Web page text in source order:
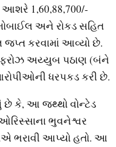
1,60,88,700/-
અને રોકડ સહિત
જપ્ત કરવામાં આવ્યો છે.
અય્યુબ પઠાણ (બંને
ધરપકડ કરી છે.
કે, આ જથ્થો વોન્ટેડ
ભુવનેશ્વર
ભરાવી આપ્યો હતો. આ